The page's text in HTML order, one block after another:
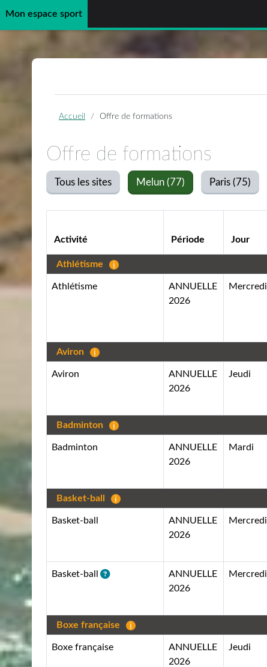
Mon espace sport
Accueil Offre de formations
Offre de formations
Tous les sites Melun (77) Paris (75)
Activité Période Jour
Athlétisme
Athlétisme
ANNUELLE
2026
Mercredi
Aviron
Aviron
ANNUELLE
2026
Jeudi
Badminton
Badminton
ANNUELLE
2026
Mardi
Basket-ball
Basket-ball
ANNUELLE
2026
Mercredi
Basket-ball
ANNUELLE
2026
Mercredi
Boxe française
Boxe française
ANNUELLE
2026
Jeudi